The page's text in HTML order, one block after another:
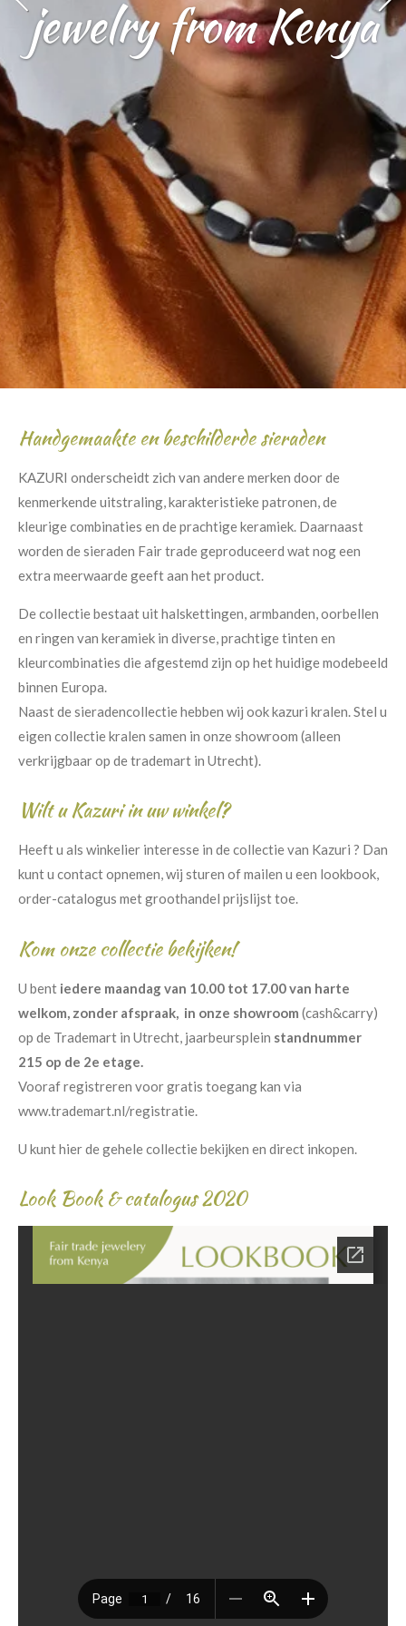
jewelry from Kenya
Handgemaakte en beschilderde sieraden
KAZURI onderscheidt zich van andere merken door de
kenmerkende uitstraling, karakteristieke patronen, de
kleurige combinaties en de prachtige keramiek. Daarnaast
worden de sieraden Fair trade geproduceerd wat nog een
extra meerwaarde geeft aan het product.
De collectie bestaat uit halskettingen, armbanden, oorbellen
en ringen van keramiek in diverse, prachtige tinten en
kleurcombinaties die afgestemd zijn op het huidige modebeeld
binnen Europa.
Naast de sieradencollectie hebben wij ook kazuri kralen. Stel u
eigen collectie kralen samen in onze showroom (alleen
verkrijgbaar op de trademart in Utrecht).
Wilt u Kazuri in uw winkel?
Heeft u als winkelier interesse in de collectie van Kazuri ? Dan
kunt u contact opnemen, wij sturen of mailen u een lookbook,
order-catalogus met groothandel prijslijst toe.
Kom onze collectie bekijken!
U bent iedere maandag van 10.00 tot 17.00 van harte
welkom, zonder afspraak, in onze showroom (cash&carry)
op de Trademart in Utrecht, jaarbeursplein standnummer
215 op de 2e etage.
Vooraf registreren voor gratis toegang kan via
www.trademart.nl/registratie.
U kunt hier de gehele collectie bekijken en direct inkopen.
Look Book & catalogus 2020